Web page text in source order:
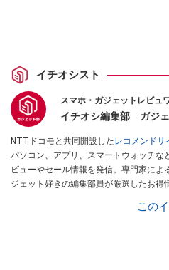
イチオシスト
スマホ・ガジェットレビュ
イチオシ編集部 ガジ
NTTドコモと共同開設したレコメンドサ
パソコン、アプリ、スマートウォッチな
ビューやセール情報を発信。専門家に
ジェット好きの編集部員が厳選したお得
この